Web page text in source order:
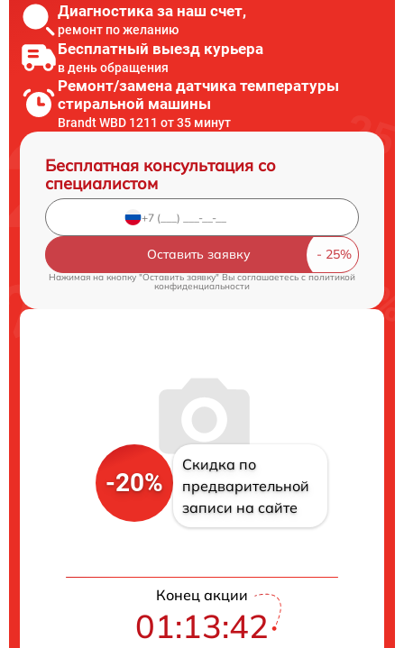
Диагностика за наш счет,
ремонт по желанию
Бесплатный выезд курьера
в день обращения
Ремонт/замена датчика температуры
стиральной машины
Brandt WBD 1211 от 35 минут
Бесплатная консультация со
специалистом
Оставить заявку
Нажимая на кнопку "Оставить заявку" Вы соглашаетесь c политикой
конфиденциальности
-20%
Скидка по
предварительной
записи на сайте
Конец акции
01:13:41